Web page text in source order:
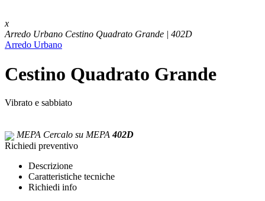
x
Arredo Urbano Cestino Quadrato Grande | 402D
Arredo Urbano
Cestino Quadrato Grande
Vibrato e sabbiato
MEPA Cercalo su MEPA402D
Richiedi preventivo
Descrizione
Caratteristiche tecniche
Richiedi info